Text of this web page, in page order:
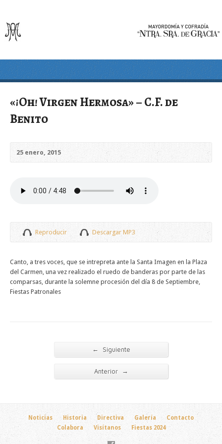
«¡Oh! Virgen Hermosa» – C.F. de
Benito
25 enero, 2015
Reproducir Descargar MP3
Canto, a tres voces, que se intrepreta ante la Santa Imagen en la Plaza
del Carmen, una vez realizado el ruedo de banderas por parte de las
comparsas, durante la solemne procesión del día 8 de Septiembre,
Fiestas Patronales
← Siguiente
Anterior →
Noticias Historia Directiva Galería
Contacto
Colabora
Visítanos Fiestas 2024